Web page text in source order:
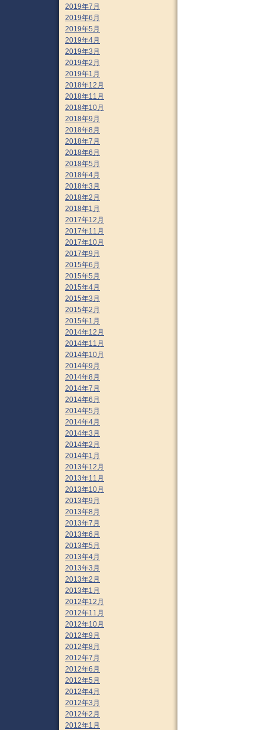
2019年7月
2019年6月
2019年5月
2019年4月
2019年3月
2019年2月
2019年1月
2018年12月
2018年11月
2018年10月
2018年9月
2018年8月
2018年7月
2018年6月
2018年5月
2018年4月
2018年3月
2018年2月
2018年1月
2017年12月
2017年11月
2017年10月
2017年9月
2015年6月
2015年5月
2015年4月
2015年3月
2015年2月
2015年1月
2014年12月
2014年11月
2014年10月
2014年9月
2014年8月
2014年7月
2014年6月
2014年5月
2014年4月
2014年3月
2014年2月
2014年1月
2013年12月
2013年11月
2013年10月
2013年9月
2013年8月
2013年7月
2013年6月
2013年5月
2013年4月
2013年3月
2013年2月
2013年1月
2012年12月
2012年11月
2012年10月
2012年9月
2012年8月
2012年7月
2012年6月
2012年5月
2012年4月
2012年3月
2012年2月
2012年1月